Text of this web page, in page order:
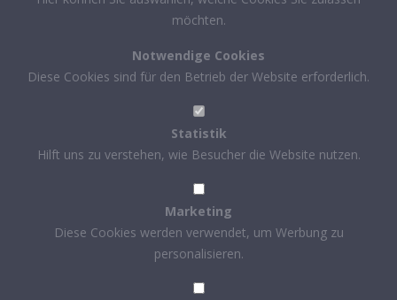
möchten.
Notwendige Cookies
Diese Cookies sind für den Betrieb der Website erforderlich.
Statistik
Hilft uns zu verstehen, wie Besucher die Website nutzen.
Marketing
Diese Cookies werden verwendet, um Werbung zu
personalisieren.